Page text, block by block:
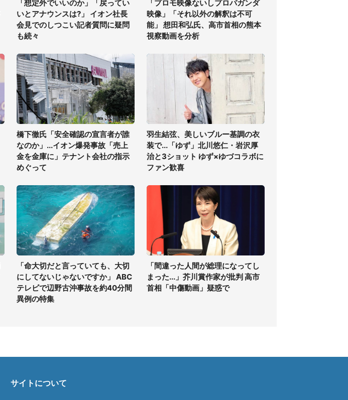
「想定外でいいのか」「戻ってい
いとアナウンスは?」 イオン社長
会見でのしつこい記者質問に疑問
も続々
「プロモ映像ないしプロパガンダ
映像」「それ以外の解釈は不可
能」 想田和弘氏、高市首相の熊本
視察動画を分析
橋下徹氏「安全確認の宣言者が誰
なのか」...イオン爆発事故「売上
金を金庫に」テナント会社の指示
めぐって
羽生結弦、美しいブルー基調の衣
装で...「ゆず」北川悠仁・岩沢厚
治と3ショット ゆず×ゆづコラボに
ファン歓喜
「命大切だと言っていても、大切
にしてないじゃないですか」 ABC
テレビで辺野古沖事故を約40分間
異例の特集
「間違った人間が総理になってし
まった...」芥川賞作家が批判 高市
首相「中傷動画」疑惑で
サイトについて